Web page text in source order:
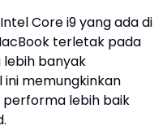
Core i9 yang ada di
terletak pada
banyak
ini memungkinkan
lebih baik